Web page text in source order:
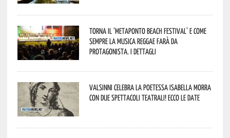
Torna il ‘Metaponto beach festival’ e come
sempre la musica reggae farà da
protagonista. I dettagli
Valsinni celebra la poetessa Isabella Morra
con due spettacoli teatrali! Ecco le date